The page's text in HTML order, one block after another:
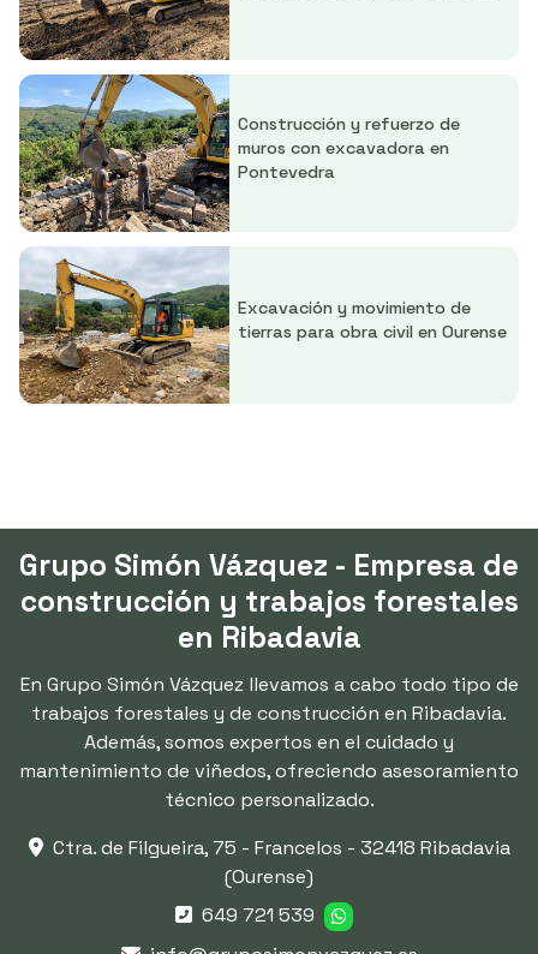
Maquinaria excavadora y retroexcavadora
Trabajos forestales
Construcción y refuerzo de
muros con excavadora en
Pontevedra
Excavación y movimiento de
tierras para obra civil en Ourense
Grupo Simón Vázquez - Empresa de
construcción y trabajos forestales
en Ribadavia
En Grupo Simón Vázquez llevamos a cabo todo tipo de
trabajos forestales y de construcción en Ribadavia.
Además, somos expertos en el cuidado y
mantenimiento de viñedos, ofreciendo asesoramiento
técnico personalizado.
Ctra. de Filgueira, 75 - Francelos - 32418 Ribadavia
(Ourense)
649 721 539